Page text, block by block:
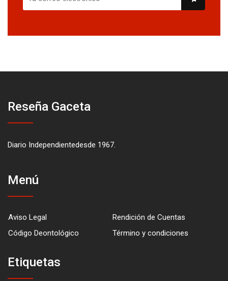
Reseña Gaceta
Diario Independientedesde 1967.
Menú
Aviso Legal
Rendición de Cuentas
Código Deontológico
Término y condiciones
Etiquetas